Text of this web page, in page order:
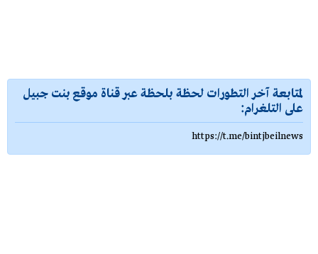
لمتابعة آخر التطورات لحظة بلحظة عبر قناة موقع بنت جبيل
على التلغرام:
https://t.me/bintjbeilnews